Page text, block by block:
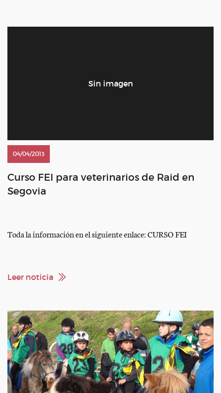
04/04/2013
Curso FEI para veterinarios de Raid en
Segovia
Toda la información en el siguiente enlace: CURSO FEI
Leer noticia